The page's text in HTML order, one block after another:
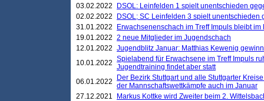
03.02.2022
DSOL: Leinfelden 1 spielt unentschieden
02.02.2022
DSOL; SC Leinfelden 3 spielt unentschieden
31.01.2022
Erwachsenenschach im Treff Impuls bleibt
19.01.2022 2 neue Mitglieder im Jugendschach
12.01.2022 Jugendblitz Januar: Matthias Kewenig
10.01.2022 Spielabend für Erwachsene im Treff Impuls
Jugendtraining findet aber statt
06.01.2022
Der Bezirk Stuttgart und alle Stuttgarter
der Mannschaftswettkämpfe auch im Januar
27.12.2021
Markus Kottke wird Zweiter beim 2.